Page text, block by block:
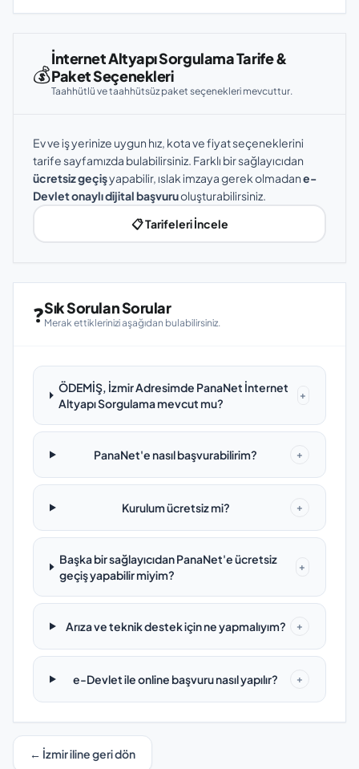
💰
İnternet Altyapı Sorgulama Tarife &
Paket Seçenekleri
Taahhütlü ve taahhütsüz paket seçenekleri mevcuttur.
Ev ve iş yerinize uygun hız, kota ve fiyat seçeneklerini
tarife sayfamızda bulabilirsiniz. Farklı bir sağlayıcıdan
ücretsiz geçişyapabilir, ıslak imzaya gerek olmadane-
Devlet onaylı dijital başvuruoluşturabilirsiniz.
📋 Tarifeleri İncele
❓Sık Sorulan Sorular
Merak ettiklerinizi aşağıdan bulabilirsiniz.
ÖDEMİŞ, İzmir Adresimde PanaNet İnternet
Altyapı Sorgulama mevcut mu?
+
PanaNet'e nasıl başvurabilirim? +
Kurulum ücretsiz mi? +
Başka bir sağlayıcıdan PanaNet'e ücretsiz
geçiş yapabilir miyim?
+
Arıza ve teknik destek için ne yapmalıyım? +
e-Devlet ile online başvuru nasıl yapılır? +
← İzmir iline geri dön